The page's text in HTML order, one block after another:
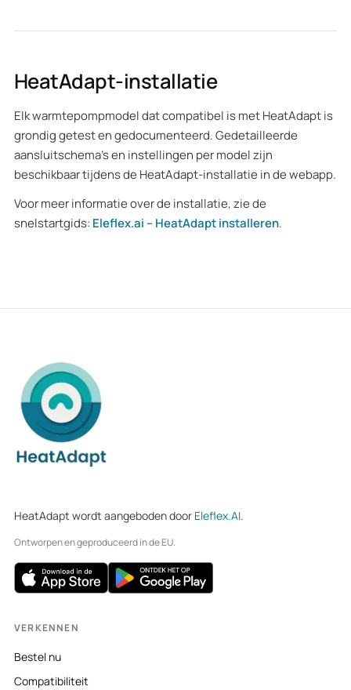
HeatAdapt-installatie
Elk warmtepompmodel dat compatibel is met HeatAdapt is
grondig getest en gedocumenteerd. Gedetailleerde
aansluitschema's en instellingen per model zijn
beschikbaar tijdens de HeatAdapt-installatie in de webapp.
Voor meer informatie over de installatie, zie de
snelstartgids: Eleflex.ai – HeatAdapt installeren.
HeatAdapt wordt aangeboden door Eleflex.AI.
Ontworpen en geproduceerd in de EU.
VERKENNEN
Bestel nu
Compatibiliteit